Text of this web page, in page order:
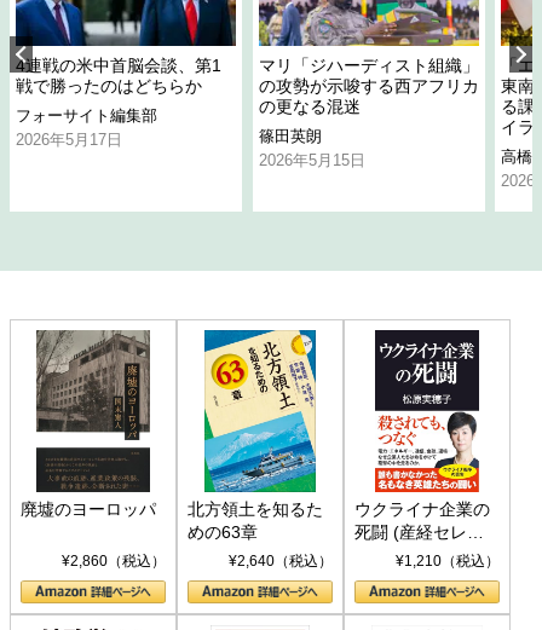
4連戦の米中首脳会談、第1
戦で勝ったのはどちらか
フォーサイト編集部
2026年5月17日
マリ「ジハーディスト組織」
の攻勢が示唆する西アフリカ
の更なる混迷
篠田英朗
2026年5月15日
「
東南
る課
イラ
高橋
2026
廃墟のヨーロッパ
¥2,860（税込）
北方領土を知るた
めの63章
¥2,640（税込）
ウクライナ企業の
死闘 (産経セレク
ト S 039)¥1,210（税込）